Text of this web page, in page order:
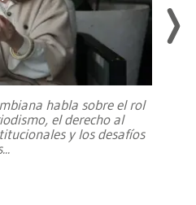
habla sobre el rol
el derecho al
y los desafíos
...